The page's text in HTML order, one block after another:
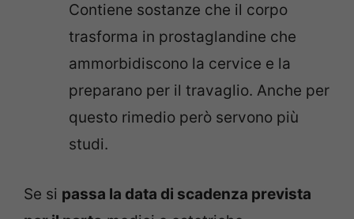
Contiene sostanze che il corpo
trasforma in prostaglandine che
ammorbidiscono la cervice e la
preparano per il travaglio. Anche per
questo rimedio però servono più
studi.
Se si passa la data di scadenza prevista